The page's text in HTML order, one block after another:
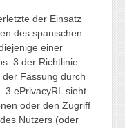
der Einsatz
des spanischen
einer
3 der Richtlinie
Fassung durch
3 ePrivacyRL sieht
oder den Zugriff
Nutzers (oder